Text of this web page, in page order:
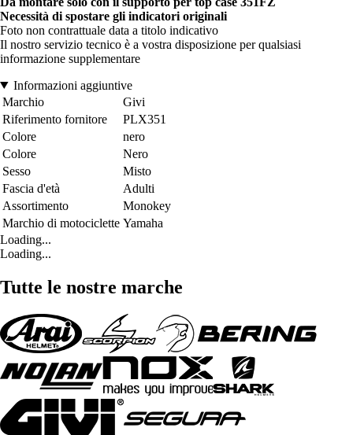
Necessità di spostare gli indicatori originali
Foto non contrattuale data a titolo indicativo
Il nostro servizio tecnico è a vostra disposizione per qualsiasi
informazione supplementare
Informazioni aggiuntive
Marchio
Givi
Riferimento fornitore
PLX351
Colore
nero
Colore
Nero
Sesso
Misto
Fascia d'età
Adulti
Assortimento
Monokey
Marchio di motociclette Yamaha
Loading...
Loading...
Tutte le nostre marche